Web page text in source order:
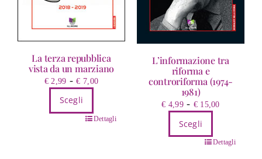
La terza repubblica
vista da un marziano
€ 2,99 - € 7,00Fascia
da
Scegli
Dettagli
L’informazione tra
riforma e
controriforma (1974-
1981)
€ 4,99 - € 15,00Fascia
da
Scegli
Dettagli